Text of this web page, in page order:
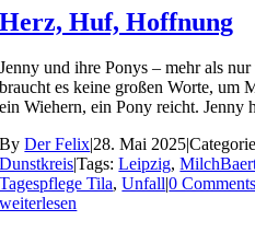
Herz, Huf, Hoffnung
Jenny und ihre Ponys – mehr als
braucht es keine großen Worte, um
ein Wiehern, ein Pony reicht. Jenny
ByDer Felix|28. Mai 2025|
Dunstkreis|Tags:Leipzig,
Tagespflege Tila,Unfall|0 Comments
weiterlesen